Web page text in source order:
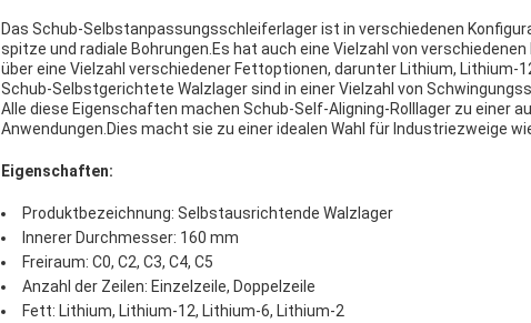
Das Schub-Selbstanpassungsschleiferlager ist in verschiedenen
spitze und radiale Bohrungen.Es hat auch eine Vielzahl von
über eine Vielzahl verschiedener Fettoptionen, darunter Lithium, Lithium-
Schub-Selbstgerichtete Walzlager sind in einer Vielzahl von
Alle diese Eigenschaften machen Schub-Self-Aligning-Rolllager zu einer
Anwendungen.Dies macht sie zu einer idealen Wahl für Industriezweige
Eigenschaften:
Produktbezeichnung: Selbstausrichtende Walzlager
Innerer Durchmesser: 160 mm
Freiraum: C0, C2, C3, C4, C5
Anzahl der Zeilen: Einzelzeile, Doppelzeile
Fett: Lithium, Lithium-12, Lithium-6, Lithium-2